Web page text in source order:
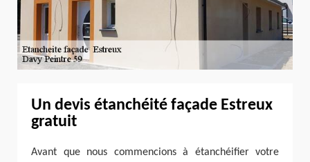
Un devis étanchéité façade Estreux
gratuit
Avant que nous commencions à étanchéifier votre